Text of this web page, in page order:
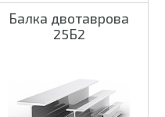
Балка двотаврова
25Б2